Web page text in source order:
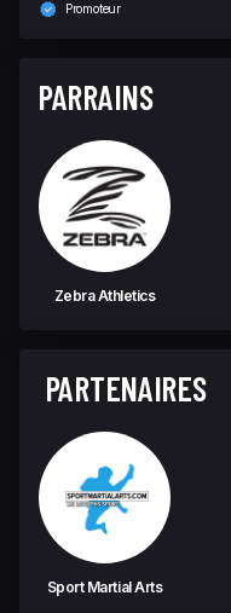
Promoteur
PARRAINS
Zebra Athletics
PARTENAIRES
Sport Martial Arts